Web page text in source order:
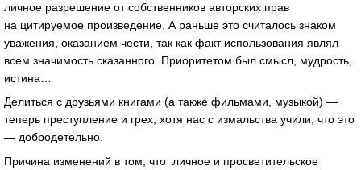
личное разрешение от собственников авторских прав
на цитируемое произведение. А раньше это считалось знаком
уважения, оказанием чести, так как факт использования являл
всем значимость сказанного. Приоритетом был смысл, мудрость,
истина…
Делиться с друзьями книгами (а также фильмами, музыкой) —
теперь преступление и грех, хотя нас с измальства учили, что это
— добродетельно.
Причина изменений в том, что личное и просветительское